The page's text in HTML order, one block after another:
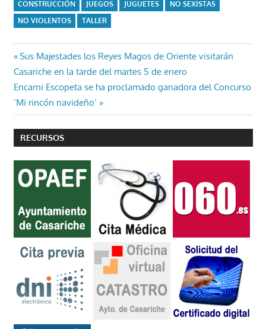
CONSTRUCCIÓN JUEGOS JUGUETES
NO SEXISTAS
NO VIOLENTOS
TALLER
Navegación
de
entradas
Entrada
anterior:
Sus Majestades los Reyes Magos de Oriente visitarán
Casariche en la tarde del martes 5 de enero
Entrada
siguiente:
Encarni Escopeta se ha proclamado ganadora del Concurso
‘Mi rincón navideño’
RECURSOS